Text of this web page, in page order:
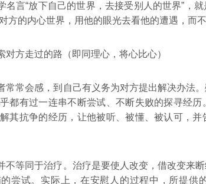
言“放下自己的世界，去接受别人的世界”，就
方的内心世界，用他的眼光去看他的遭遇，而
方走过的路（即同理心，将心比心）
常会感，到自己有义务为对方提出解决办法。
都有过一连串不断尝试、不断失败的探寻经
其抗争的经历，让他被听、被懂、被认可，
等同于治疗。治疗是要使人改变，借改变来断
尝试。实际上，在安慰人的过程中，所提供